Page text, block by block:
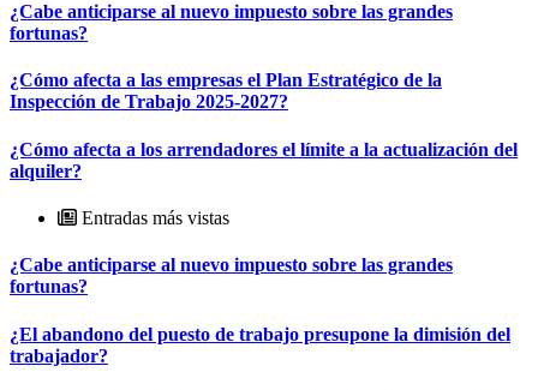
¿Cabe anticiparse al nuevo impuesto sobre las grandes
fortunas?
¿Cómo afecta a las empresas el Plan Estratégico de la
Inspección de Trabajo 2025-2027?
¿Cómo afecta a los arrendadores el límite a la actualización del
alquiler?
Entradas más vistas
¿Cabe anticiparse al nuevo impuesto sobre las grandes
fortunas?
¿El abandono del puesto de trabajo presupone la dimisión del
trabajador?